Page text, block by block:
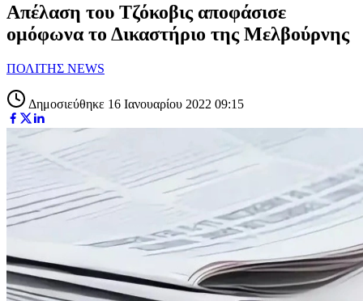
Απέλαση του Τζόκοβις αποφάσισε
ομόφωνα το Δικαστήριο της Μελβούρνης
ΠΟΛΙΤΗΣ NEWS
Δημοσιεύθηκε 16 Ιανουαρίου 2022 09:15